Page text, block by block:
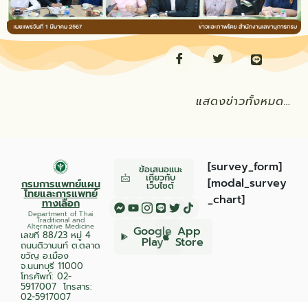
แสดงข่าวทั้งหมด…
กรมการแพทย์แผน
ไทยและการแพทย์
ทางเลือก
Department of Thai
Traditional and
Alternative Medicine
เลขที่ 88/23 หมู่ 4
ถนนติวานนท์ ต.ตลาด
ขวัญ อ.เมือง
จ.นนทบุรี 11000
โทรศัพท์: 02-
5917007 โทรสาร:
02-5917007
ข้อเสนอแนะ
เกี่ยวกับ
เว็บไซต์
Google
Play
App
Store
[survey_form]
[modal_survey
_chart]